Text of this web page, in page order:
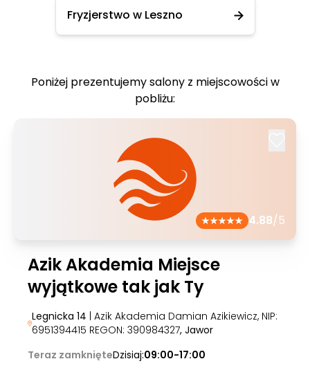
Fryzjerstwo w Leszno
Poniżej prezentujemy salony z miejscowości w
pobliżu:
4.88/5
Azik Akademia Miejsce
wyjątkowe tak jak Ty
Legnicka 14 | Azik Akademia Damian Azikiewicz, NIP:
6951394415 REGON: 390984327, Jawor
Teraz zamknięteDzisiaj:09:00-17:00